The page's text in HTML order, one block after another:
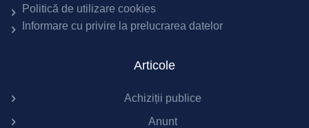
Politică de utilizare cookies
Informare cu privire la prelucrarea datelor
Articole
Achiziții publice
Anunt